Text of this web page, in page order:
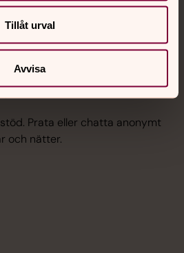
Tillåt urval
Avvisa
Prata eller chatta anonymt
och nätter.